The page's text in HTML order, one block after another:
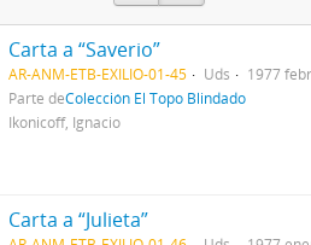
Carta a “Saverio”
AR-ANM-ETB-EXILIO-01-45 Uds
1977
Parte deColección El Topo Blindado
Ikonicoff, Ignacio
Carta a “Julieta”